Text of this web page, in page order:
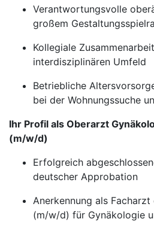
Verantwortungsvolle
großem
Kollegiale
interdisziplinären Umfeld
Betriebliche
bei der Wohnungssuche
Ihr Profil als Oberarzt
(m/w/d)
Erfolgreich
deutscher Approbation
Anerkennung als
(m/w/d) für Gynäkologie